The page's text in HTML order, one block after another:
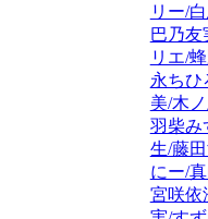
リー/
巴乃友
リエ/
永ちひ
美/木
羽柴み
生/藤
にー/
宮咲依